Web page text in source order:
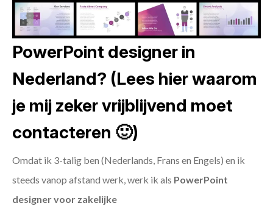
PowerPoint designer in
Nederland? (Lees hier waarom
je mij zeker vrijblijvend moet
contacteren 🙂)
Omdat ik 3-talig ben (Nederlands, Frans en Engels) en ik
steeds vanop afstand werk, werk ik als PowerPoint
designer voor zakelijke